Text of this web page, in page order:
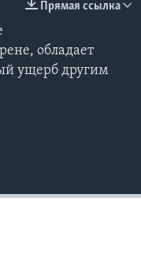
Прямая ссылка
обладает
ущерб другим